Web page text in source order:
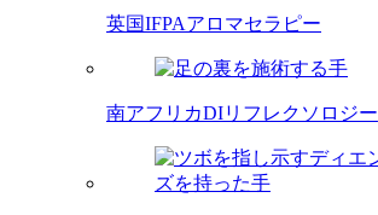
英国IFPAアロマセラピー
南アフリカDIリフレクソロジー